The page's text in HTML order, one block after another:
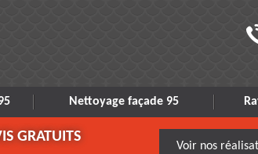
Nettoyage façade 95
GRATUITS
Voir nos